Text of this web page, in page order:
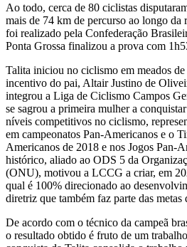
Ao todo, cerca de 80 ciclistas
mais de 74 km de percurso ao longo
foi realizado pela Confederação
Ponta Grossa finalizou a prova com
Talita iniciou no ciclismo em meados
incentivo do pai, Altair Justino de
integrou a Liga de Ciclismo Campos
se sagrou a primeira mulher a
níveis competitivos no ciclismo,
em campeonatos Pan-Americanos e o
Americanos de 2018 e nos Jogos Pan-
histórico, aliado ao ODS 5 da
(ONU), motivou a LCCG a criar, em
qual é 100% direcionado ao
diretriz que também faz parte das
De acordo com o técnico da campeã
o resultado obtido é fruto de um